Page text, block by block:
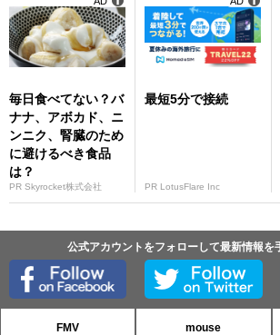
毎日食べてない？バ
ナナ、アボカド、ニ
ンニク、腎臓のため
に避けるべき食品
は？
PR Skyrocket株式会社
最短5分で接続
PR LotusFlare Inc
公式アカウントをフォローして最新情報を
FMV mouse